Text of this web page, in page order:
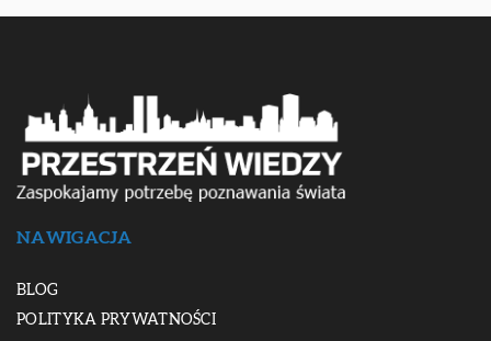
NAWIGACJA
BLOG
POLITYKA PRYWATNOŚCI